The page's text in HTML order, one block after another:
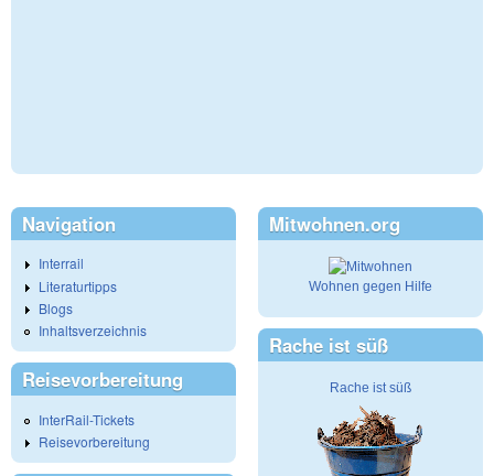
Navigation
Interrail
Literaturtipps
Blogs
Inhaltsverzeichnis
Reisevorbereitung
InterRail-Tickets
Reisevorbereitung
Mitwohnen.org
Wohnen gegen Hilfe
Rache ist süß
Rache ist süß